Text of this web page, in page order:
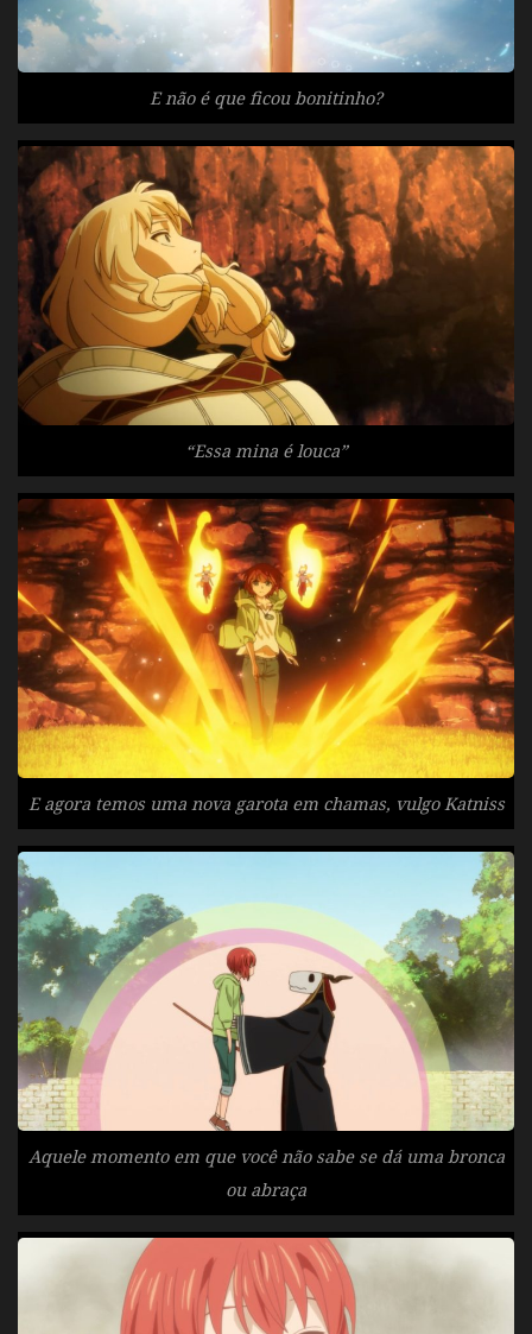
E não é que ficou bonitinho?
“Essa mina é louca”
E agora temos uma nova garota em chamas, vulgo Katniss
Aquele momento em que você não sabe se dá uma bronca
ou abraça